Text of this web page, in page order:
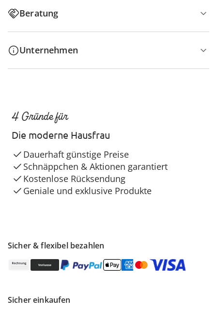
Beratung
Unternehmen
Sicher & flexibel bezahlen
Sicher einkaufen
4 Gründe für
Die moderne Hausfrau
Dauerhaft günstige Preise
Schnäppchen & Aktionen garantiert
Kostenlose Rücksendung
Geniale und exklusive Produkte